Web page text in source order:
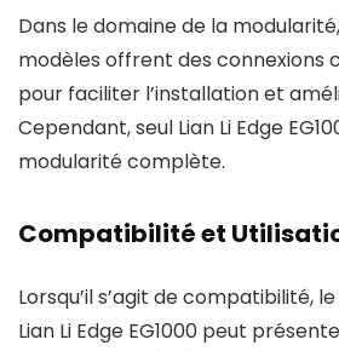
Dans le domaine de la
modèles offrent des connexions
pour faciliter l’installation et
Cependant, seul Lian Li Edge
modularité complète.
Compatibilité et
Lorsqu’il s’agit de compatibilité,
Lian Li Edge EG1000 peut